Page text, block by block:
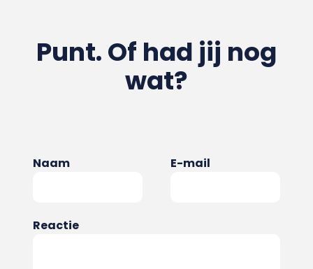
Punt. Of had jij nog
wat?
Naam E-mail
Reactie